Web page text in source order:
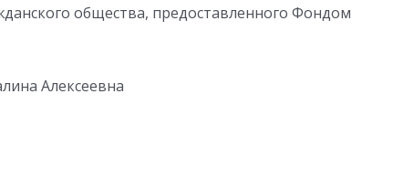
общества, предоставленного Фондом
Алексеевна